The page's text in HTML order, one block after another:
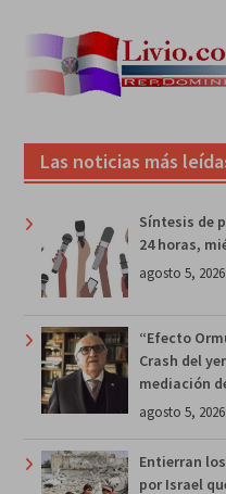
Las noticias más
Síntesis de
24 horas,
agosto 5, 2026
“Efecto
Crash del
mediación
agosto 5, 2026
Entierran
por Israel